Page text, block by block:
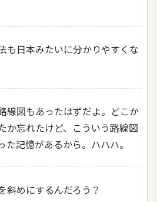
も日本みたいに分かりやすくな
線図もあったはずだよ。どこか
か忘れたけど、こういう路線図
た記憶があるから。ハハハ。
斜めにするんだろう？